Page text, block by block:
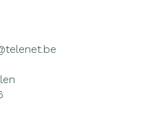
telenet.be